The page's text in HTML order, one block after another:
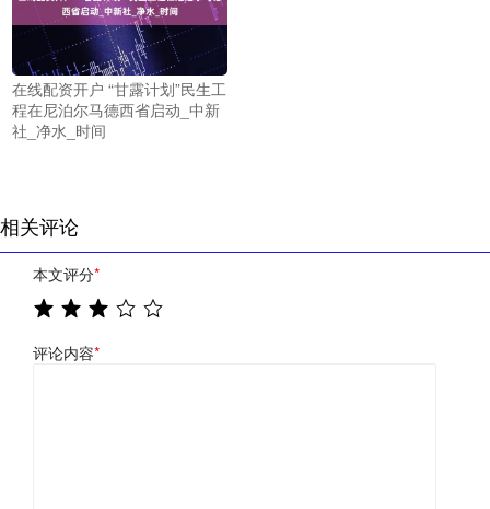
在线配资开户 “甘露计划”民生工
程在尼泊尔马德西省启动_中新
社_净水_时间
相关评论
本文评分*
评论内容*